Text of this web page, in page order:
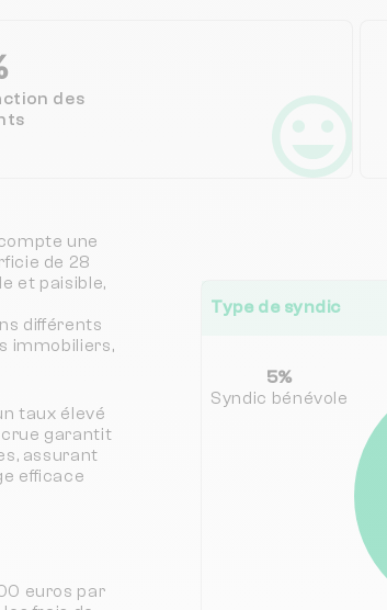
des
une
de 28
et paisible,
différents
immobiliers,
taux élevé
garantit
assurant
efficace
euros par
Type de syndic
5%
Syndic bénévole